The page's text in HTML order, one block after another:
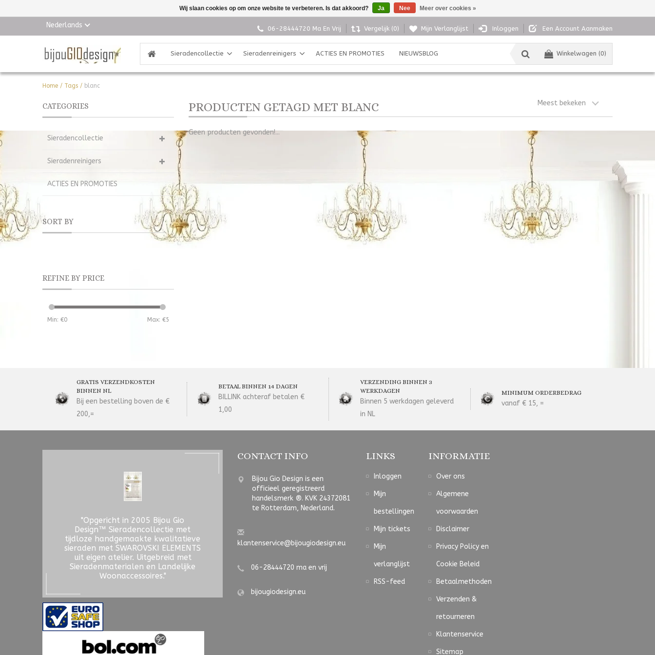
Nederlands 06-28444720 Ma En Vrij Vergelijk (0) Mijn Verlanglijst Inloggen Een Account Aanmaken
Winkelwagen (0)
Sieradencollectie Sieradenreinigers ACTIES EN PROMOTIES NIEUWSBLOG
Home / Tags / blanc
CATEGORIES
Sieradencollectie
Sieradenreinigers
ACTIES EN PROMOTIES
SORT BY
REFINE BY PRICE
Min: €0 Max: €5
PRODUCTEN GETAGD MET BLANC Meest bekeken
Geen producten gevonden!...
GRATIS VERZENDKOSTEN
BINNEN NL
Bij een bestelling boven de €
200,=
BETAAL BINNEN 14 DAGEN
BILLINK achteraf betalen €
1,00
VERZENDING BINNEN 3
WERKDAGEN
Binnen 5 werkdagen geleverd
in NL
MINIMUM ORDERBEDRAG
vanaf € 15, =
"Opgericht in 2005 Bijou Gio
Design™ Sieradencollectie met
tijdloze handgemaakte kwalitatieve
sieraden met SWAROVSKI ELEMENTS
uit eigen atelier. Uitgebreid met
Sieradenmaterialen en Landelijke
Woonaccessoires."
CONTACT INFO
Bijou Gio Design is een
officieel geregistreerd
handelsmerk ®. KVK 24372081
te Rotterdam, Nederland.
klantenservice@bijougiodesign.eu
06-28444720 ma en vrij
bijougiodesign.eu
LINKS
Inloggen
Mijn
bestellingen
Mijn tickets
Mijn
verlanglijst
RSS-feed
INFORMATIE
Over ons
Algemene
voorwaarden
Disclaimer
Privacy Policy en
Cookie Beleid
Betaalmethoden
Verzenden &
retourneren
Klantenservice
Sitemap
Wij slaan cookies op om onze website te verbeteren. Is dat akkoord? Ja Nee Meer over cookies »